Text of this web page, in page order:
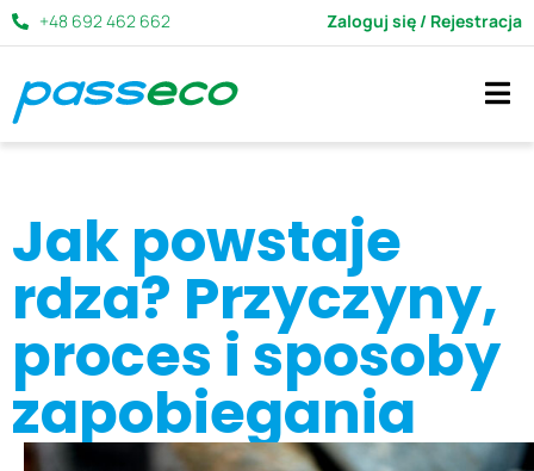
+48 692 462 662 Zaloguj się / Rejestracja
Jak powstaje
rdza? Przyczyny,
proces i sposoby
zapobiegania